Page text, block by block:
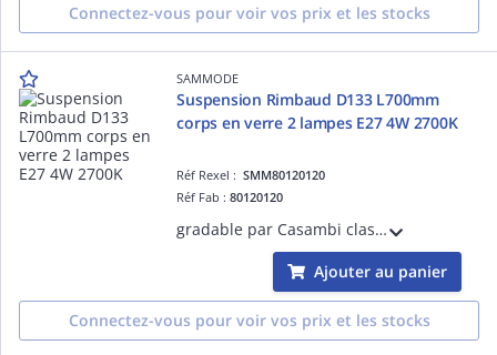
Connectez-vous pour voir vos prix et les stocks
SAMMODE
Suspension Rimbaud D133 L700mm
corps en verre 2 lampes E27 4W 2700K
Réf Rexel :SMM80120120
Réf Fab :80120120
gradable par Casambi classe I 220-240V 50/60Hz Ta 30°C IP66/IP68/IP69K IK07 garantie 5 ans bandeaux à grenouillère inox marine 316L équipé de 3m de câble 3G1,5 2 grilles brise-flux inox réflecteur Copper
Ajouter au panier
Connectez-vous pour voir vos prix et les stocks